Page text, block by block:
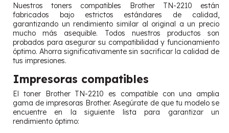
Nuestros toners compatibles Brother TN-2210 están
fabricados bajo estrictos estándares de calidad,
garantizando un rendimiento similar al original a un precio
mucho más asequible. Todos nuestros productos son
probados para asegurar su compatibilidad y funcionamiento
óptimo. Ahorra significativamente sin sacrificar la calidad de
tus impresiones.
Impresoras compatibles
El toner Brother TN-2210 es compatible con una amplia
gama de impresoras Brother. Asegúrate de que tu modelo se
encuentre en la siguiente lista para garantizar un
rendimiento óptimo: